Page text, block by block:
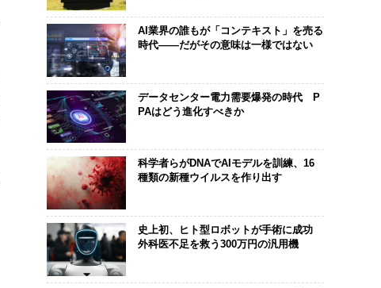
AI業界の誰もが「コンテキスト」を売る
時代――だがその意味は一様ではない
データセンター電力需要爆発の時代 P
PAはどう進化すべきか
科学者らがDNAでAIモデルを訓練、16
種類の新種ウイルスを作り出す
史上初、ヒト型ロボットが手術に成功
外科医不足を救う300万円の汎用機